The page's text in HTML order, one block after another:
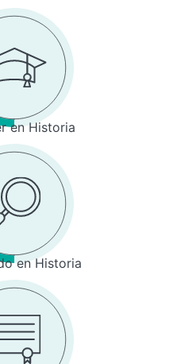
en Historia
en Historia